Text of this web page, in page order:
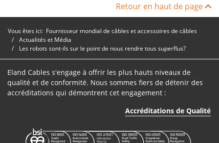
Retour en haut de page
Vous êtes ici: Fournisseur mondial de câbles et accessoires de câbles
Actualités et Média
Les robots sont-ils sur le point de nous rendre tous superflus?
Eland Cables s'engage à offrir les plus hauts niveaux de
qualité et de conformité. Nous sommes fiers de détenir des
accréditations qui démontrent cet engagement :
Accréditations de Qualité